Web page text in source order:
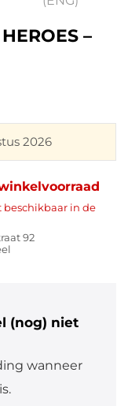
–
2026
beschikbaar in de
92
(nog) niet
wanneer